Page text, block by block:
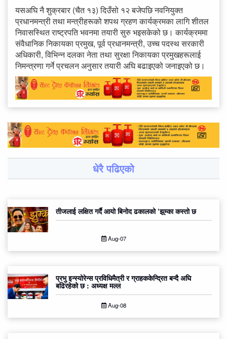
यसअघि नै शुक्रबार (चैत १३) दिउँसो १२ बजेपछि नवनियुक्त
प्रधानमन्त्री तथा मन्त्रीहरूको शपथ ग्रहण कार्यक्रमका लागि शीतल
निवासस्थित राष्ट्रपति भवनमा तयारी सुरु भइसकेको छ। कार्यक्रममा
संवैधानिक निकायका प्रमुख, पूर्व प्रधानमन्त्री, उच्च पदस्थ सरकारी
अधिकारी, विभिन्न दलका नेता तथा सुरक्षा निकायका प्रमुखहरूलाई
निमन्त्रणा गर्ने प्रचलन अनुसार तयारी अघि बढाइएको जनाइएको छ।
धेरै पढिएको
तीजलाई लक्षित गर्दै आयो बिनोद ढकालको ‘झुम्का कस्तो छ
Aug-07
प्रभु इन्स्योरेन्स प्रविधिमैत्री र ग्राहककेन्द्रित बन्दै अघि
बढिरहेको छ : अध्यक्ष मल्ल
Aug-08